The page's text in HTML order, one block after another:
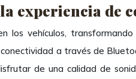
experiencia de
vehículos,
a través de
de una calidad de